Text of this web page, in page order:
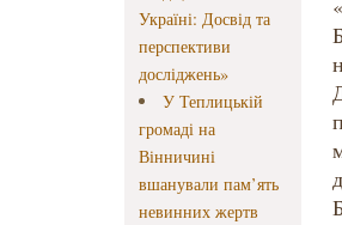
Україні: Досвід та
перспективи
досліджень»
У Теплицькій
громаді на
Вінничині
вшанували пам’ять
невинних жертв